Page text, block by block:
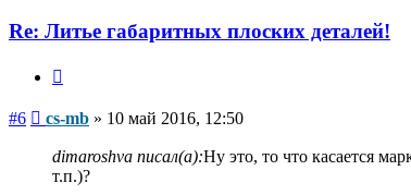
Re: Литье габаритных плоских деталей!
#6 Сообщение
cs-mb » 10 май 2016, 12:50
dimaroshva писал(а):Ну это, то что касается
т.п.)?